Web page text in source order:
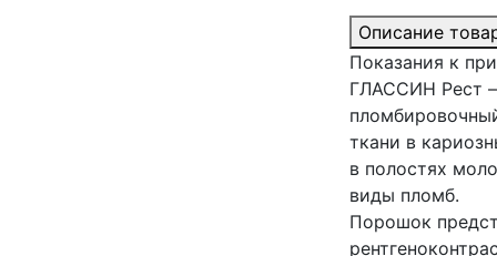
Описание
Показания к
ГЛАССИН Рест –
ткани в
в полостях
виды пломб.
Порошок